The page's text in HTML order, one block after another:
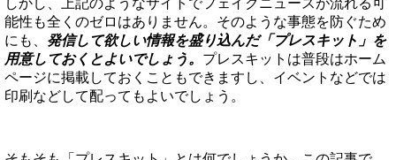
しかし、上記のようなサイトでフェイクニュースが流れる可
能性も全くのゼロはありません。そのような事態を防ぐため
にも、 発信して欲しい情報を盛り込んだ「プレスキット」を
用意しておくとよいでしょう。 プレスキットは普段はホーム
ページに掲載しておくこともできますし、イベントなどでは
印刷などして配ってもよいでしょう。